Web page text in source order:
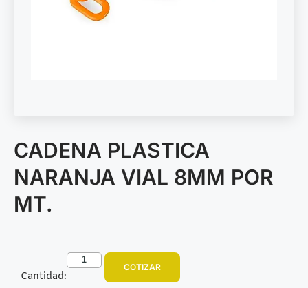
CADENA PLASTICA
NARANJA VIAL 8MM POR
MT.
Cantidad:
COTIZAR